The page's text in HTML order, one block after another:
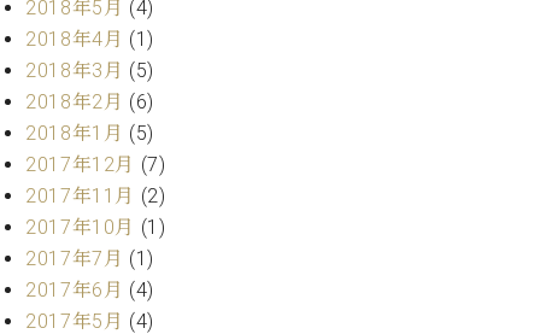
ホ
フ
マ
ン
ト
ラ
デ
ィ
シ
ョ
ン
営
業
セ
ン
タ
ス
ッ
フ
ご
2018年5月 (4)
2018年4月 (1)
2018年3月 (5)
2018年2月 (6)
2018年1月 (5)
2017年12月 (7)
2017年11月 (2)
2017年10月 (1)
2017年7月 (1)
2017年6月 (4)
2017年5月 (4)